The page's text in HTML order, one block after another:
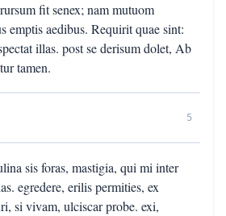
fit senex; nam mutuom
emptis aedibus. Requirit quae sint:
illas. post se derisum dolet, Ab
tamen.
5
sis foras, mastigia, qui mi inter
egredere, erilis permities, ex
si vivam, ulciscar probe. exi,